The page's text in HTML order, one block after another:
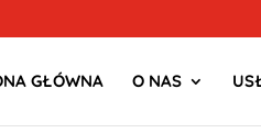
GŁÓWNA O NAS